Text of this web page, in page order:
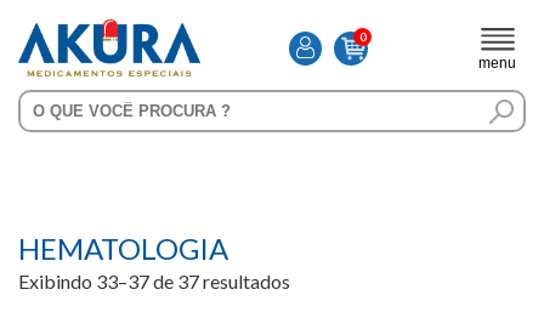
0
menu
HEMATOLOGIA
Exibindo 33–37 de 37 resultados